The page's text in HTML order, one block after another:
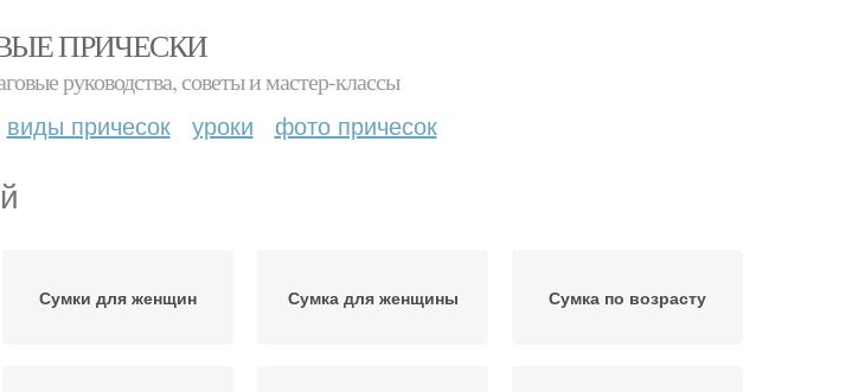
ПРИЧЕСКИ
руководства, советы и мастер-классы
виды причесок уроки фото причесок
Сумки для женщин Сумка для женщины Сумка по возрасту